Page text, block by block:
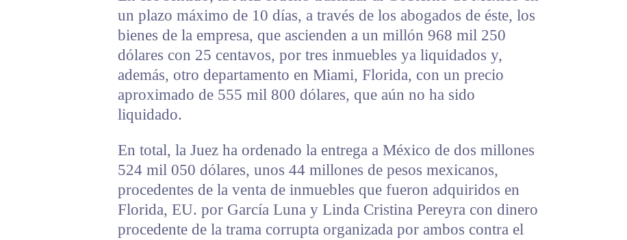
un plazo máximo de 10 días, a través de los abogados de éste, los
bienes de la empresa, que ascienden a un millón 968 mil 250
dólares con 25 centavos, por tres inmuebles ya liquidados y,
además, otro departamento en Miami, Florida, con un precio
aproximado de 555 mil 800 dólares, que aún no ha sido
liquidado.
En total, la Juez ha ordenado la entrega a México de dos millones
524 mil 050 dólares, unos 44 millones de pesos mexicanos,
procedentes de la venta de inmuebles que fueron adquiridos en
Florida, EU. por García Luna y Linda Cristina Pereyra con dinero
procedente de la trama corrupta organizada por ambos contra el